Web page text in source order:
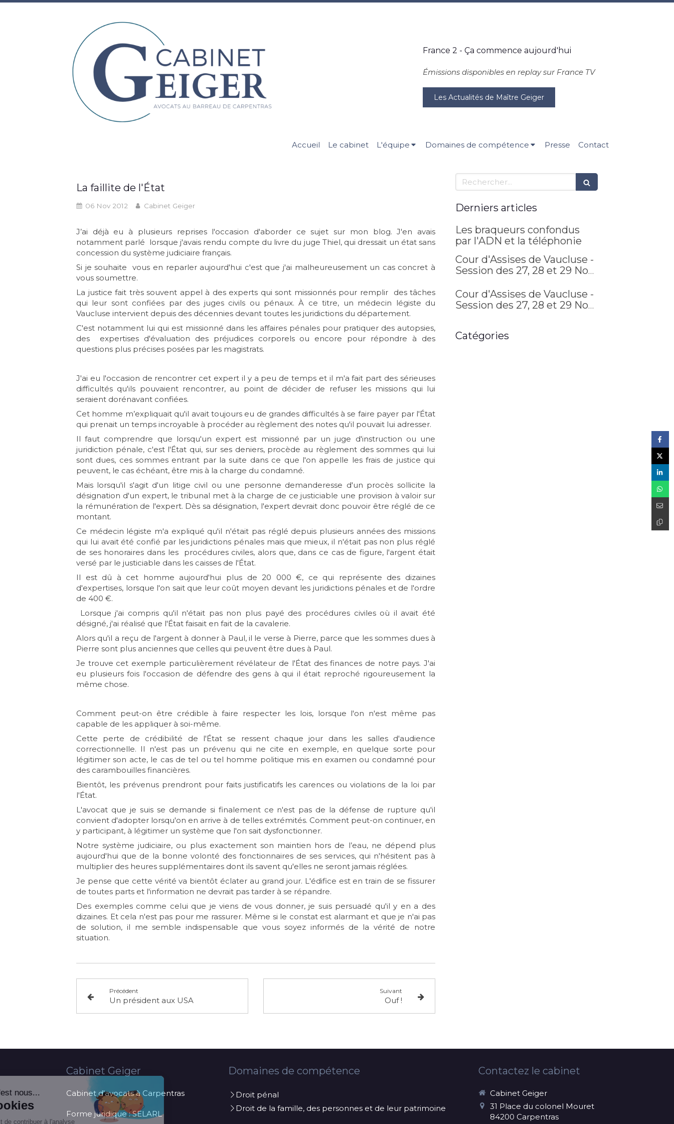
France 2 - Ça commence aujourd'hui
Émissions disponibles en replay sur France TV
Les Actualités de Maître Geiger
Accueil Le cabinet L'équipe Domaines de compétence Presse Contact
La faillite de l'État
06 Nov 2012 Cabinet Geiger
J’ai déjà eu à plusieurs reprises l'occasion d'aborder ce sujet sur mon blog. J'en avais
notamment parlé lorsque j'avais rendu compte du livre du juge Thiel, qui dressait un état sans
concession du système judiciaire français.
Si je souhaite vous en reparler aujourd'hui c'est que j'ai malheureusement un cas concret à
vous soumettre.
La justice fait très souvent appel à des experts qui sont missionnés pour remplir des tâches
qui leur sont confiées par des juges civils ou pénaux. À ce titre, un médecin légiste du
Vaucluse intervient depuis des décennies devant toutes les juridictions du département.
C'est notamment lui qui est missionné dans les affaires pénales pour pratiquer des autopsies,
des expertises d'évaluation des préjudices corporels ou encore pour répondre à des
questions plus précises posées par les magistrats.
J'ai eu l'occasion de rencontrer cet expert il y a peu de temps et il m'a fait part des sérieuses
difficultés qu'ils pouvaient rencontrer, au point de décider de refuser les missions qui lui
seraient dorénavant confiées.
Cet homme m’expliquait qu'il avait toujours eu de grandes difficultés à se faire payer par l'État
qui prenait un temps incroyable à procéder au règlement des notes qu'il pouvait lui adresser.
Il faut comprendre que lorsqu'un expert est missionné par un juge d'instruction ou une
juridiction pénale, c'est l'État qui, sur ses deniers, procède au règlement des sommes qui lui
sont dues, ces sommes entrant par la suite dans ce que l'on appelle les frais de justice qui
peuvent, le cas échéant, être mis à la charge du condamné.
Mais lorsqu'il s'agit d'un litige civil ou une personne demanderesse d'un procès sollicite la
désignation d'un expert, le tribunal met à la charge de ce justiciable une provision à valoir sur
la rémunération de l'expert. Dès sa désignation, l'expert devrait donc pouvoir être réglé de ce
montant.
Ce médecin légiste m'a expliqué qu'il n'était pas réglé depuis plusieurs années des missions
qui lui avait été confié par les juridictions pénales mais que mieux, il n'était pas non plus réglé
de ses honoraires dans les procédures civiles, alors que, dans ce cas de figure, l'argent était
versé par le justiciable dans les caisses de l'État.
Il est dû à cet homme aujourd'hui plus de 20 000 €, ce qui représente des dizaines
d'expertises, lorsque l'on sait que leur coût moyen devant les juridictions pénales et de l'ordre
de 400 €.
Lorsque j'ai compris qu'il n'était pas non plus payé des procédures civiles où il avait été
désigné, j'ai réalisé que l'État faisait en fait de la cavalerie.
Alors qu'il a reçu de l'argent à donner à Paul, il le verse à Pierre, parce que les sommes dues à
Pierre sont plus anciennes que celles qui peuvent être dues à Paul.
Je trouve cet exemple particulièrement révélateur de l'État des finances de notre pays. J'ai
eu plusieurs fois l'occasion de défendre des gens à qui il était reproché rigoureusement la
même chose.
Comment peut-on être crédible à faire respecter les lois, lorsque l'on n'est même pas
capable de les appliquer à soi-même.
Cette perte de crédibilité de l'État se ressent chaque jour dans les salles d'audience
correctionnelle. Il n'est pas un prévenu qui ne cite en exemple, en quelque sorte pour
légitimer son acte, le cas de tel ou tel homme politique mis en examen ou condamné pour
des carambouilles financières.
Bientôt, les prévenus prendront pour faits justificatifs les carences ou violations de la loi par
l'État.
L'avocat que je suis se demande si finalement ce n'est pas de la défense de rupture qu'il
convient d'adopter lorsqu'on en arrive à de telles extrémités. Comment peut-on continuer, en
y participant, à légitimer un système que l'on sait dysfonctionner.
Notre système judiciaire, ou plus exactement son maintien hors de l’eau, ne dépend plus
aujourd'hui que de la bonne volonté des fonctionnaires de ses services, qui n'hésitent pas à
multiplier des heures supplémentaires dont ils savent qu'elles ne seront jamais réglées.
Je pense que cette vérité va bientôt éclater au grand jour. L'édifice est en train de se fissurer
de toutes parts et l'information ne devrait pas tarder à se répandre.
Des exemples comme celui que je viens de vous donner, je suis persuadé qu'il y en a des
dizaines. Et cela n'est pas pour me rassurer. Même si le constat est alarmant et que je n'ai pas
de solution, il me semble indispensable que vous soyez informés de la vérité de notre
situation.
Précédent
Un président aux USA
Suivant
Ouf !
Rechercher
Derniers articles
Les braqueurs confondus
par l'ADN et la téléphonie
Cour d'Assises de Vaucluse -
Session des 27, 28 et 29 Nov.
Cour d'Assises de Vaucluse -
Session des 27, 28 et 29 Nov.
Catégories
Cabinet Geiger
Cabinet d'avocats à Carpentras
Forme juridique : SELARL
Domaines de compétence
Droit pénal
Droit de la famille, des personnes et de leur patrimoine
Contactez le cabinet
Cabinet Geiger
31 Place du colonel Mouret
84200 Carpentras